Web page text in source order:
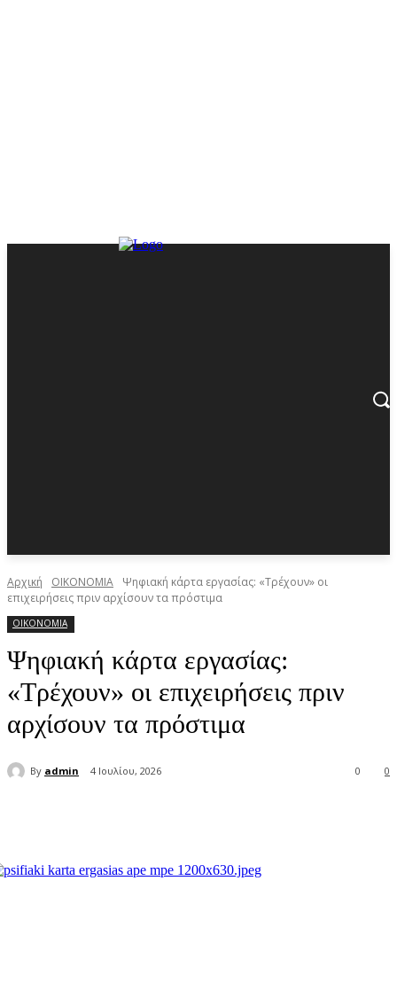
Αρχική ΟΙΚΟΝΟΜΙΑ
Ψηφιακή κάρτα εργασίας: «Τρέχουν» οι
επιχειρήσεις πριν αρχίσουν τα πρόστιμα
ΟΙΚΟΝΟΜΙΑ
Ψηφιακή κάρτα εργασίας:
«Τρέχουν» οι επιχειρήσεις πριν
αρχίσουν τα πρόστιμα
By admin 4 Ιουλίου, 2026 0
0